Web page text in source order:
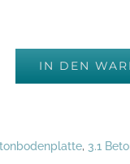
IN DEN
, 3.1